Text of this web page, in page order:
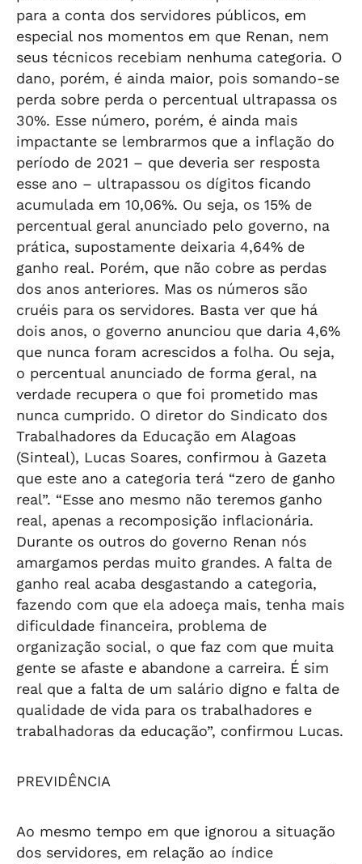
para a conta dos servidores públicos, em
especial nos momentos em que Renan, nem
seus técnicos recebiam nenhuma categoria. O
dano, porém, é ainda maior, pois somando-se
perda sobre perda o percentual ultrapassa os
30%. Esse número, porém, é ainda mais
impactante se lembrarmos que a inflação do
período de 2021 – que deveria ser resposta
esse ano – ultrapassou os dígitos ficando
acumulada em 10,06%. Ou seja, os 15% de
percentual geral anunciado pelo governo, na
prática, supostamente deixaria 4,64% de
ganho real. Porém, que não cobre as perdas
dos anos anteriores. Mas os números são
cruéis para os servidores. Basta ver que há
dois anos, o governo anunciou que daria 4,6%
que nunca foram acrescidos a folha. Ou seja,
o percentual anunciado de forma geral, na
verdade recupera o que foi prometido mas
nunca cumprido. O diretor do Sindicato dos
Trabalhadores da Educação em Alagoas
(Sinteal), Lucas Soares, confirmou à Gazeta
que este ano a categoria terá “zero de ganho
real”. “Esse ano mesmo não teremos ganho
real, apenas a recomposição inflacionária.
Durante os outros do governo Renan nós
amargamos perdas muito grandes. A falta de
ganho real acaba desgastando a categoria,
fazendo com que ela adoeça mais, tenha mais
dificuldade financeira, problema de
organização social, o que faz com que muita
gente se afaste e abandone a carreira. É sim
real que a falta de um salário digno e falta de
qualidade de vida para os trabalhadores e
trabalhadoras da educação”, confirmou Lucas.
PREVIDÊNCIA
Ao mesmo tempo em que ignorou a situação
dos servidores, em relação ao índice